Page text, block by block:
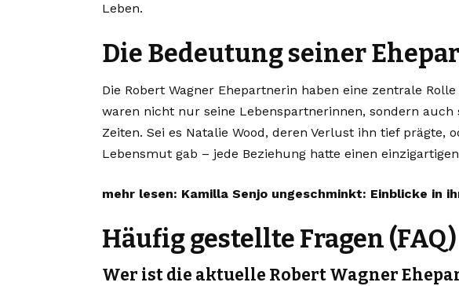
Leben.
Die Bedeutung seiner
Die Robert Wagner Ehepartnerin haben eine zentrale
waren nicht nur seine Lebenspartnerinnen, sondern auch
Zeiten. Sei es Natalie Wood, deren Verlust ihn tief prägte,
Lebensmut gab – jede Beziehung hatte einen
mehr lesen: Kamilla Senjo ungeschminkt: Einblicke in
Häufig gestellte Fragen (FAQ)
Wer ist die aktuelle Robert Wagner